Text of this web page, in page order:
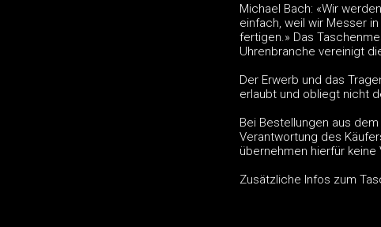
Michael Bach: «Wir
einfach, weil wir Messer
fertigen.» Das
Uhrenbranche vereinigt
Der Erwerb und das
erlaubt und obliegt nicht
Bei Bestellungen aus
Verantwortung des
übernehmen hierfür keine
Zusätzliche Infos zum